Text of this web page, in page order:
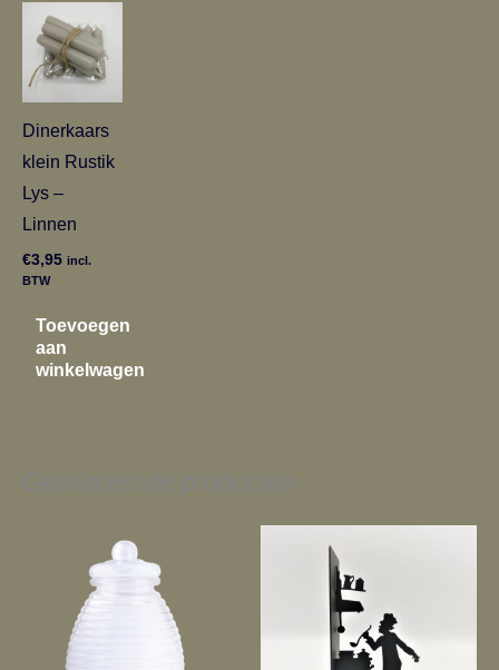
Dinerkaars
klein Rustik
Lys –
Linnen
€3,95 incl.
BTW
Toevoegen
aan
winkelwagen
Gerelateerde producten